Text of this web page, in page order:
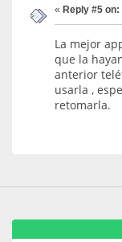
« Reply #5 on:
La mejor
que la
anterior
usarla ,
retomarla.